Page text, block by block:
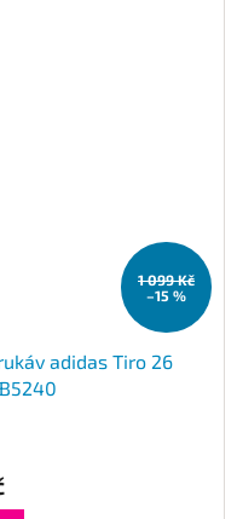
1 099 Kč
–15 %
adidas Tiro 26